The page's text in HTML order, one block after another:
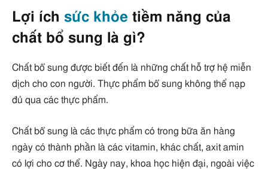
Lợi ích sức khỏe tiềm năng của
chất bổ sung là gì?
Chất bổ sung được biết đến là những chất hỗ trợ hệ miễn
dịch cho con người. Thực phẩm bổ sung không thể nạp
đủ qua các thực phẩm.
Chất bổ sung là các thực phẩm có trong bữa ăn hàng
ngày có thành phần là các vitamin, khác chất, axit amin
có lợi cho cơ thể. Ngày nay, khoa học hiện đại, ngoài việc